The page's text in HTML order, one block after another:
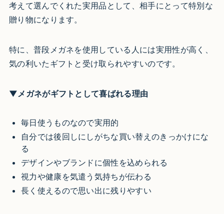
考えて選んでくれた実用品として、相手にとって特別な
贈り物になります。
特に、普段メガネを使用している人には実用性が高く、
気の利いたギフトと受け取られやすいのです。
▼メガネがギフトとして喜ばれる理由
毎日使うものなので実用的
自分では後回しにしがちな買い替えのきっかけにな
る
デザインやブランドに個性を込められる
視力や健康を気遣う気持ちが伝わる
長く使えるので思い出に残りやすい